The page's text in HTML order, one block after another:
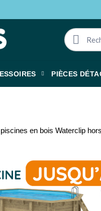
PIÈCES
en bois Waterclip